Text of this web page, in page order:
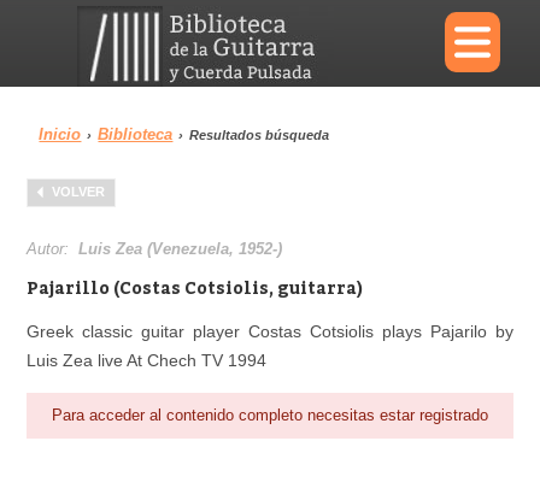
×
Menu
Biblioteca
Área personal
Inicio › Biblioteca › Resultados búsqueda
VOLVER
Autor:Luis Zea (Venezuela, 1952-)
Pajarillo (Costas Cotsiolis, guitarra)
Greek classic guitar player Costas Cotsiolis plays Pajarilo by
Luis Zea live At Chech TV 1994
Para acceder al contenido completo necesitas estar registrado